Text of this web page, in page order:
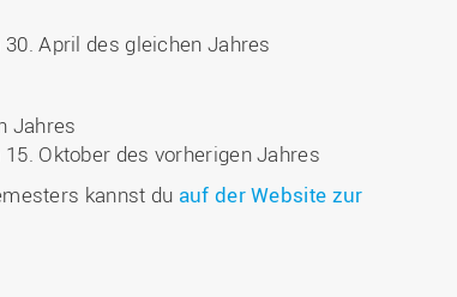
April des gleichen Jahres
Jahres
Oktober des vorherigen Jahres
kannst du auf der Website zur